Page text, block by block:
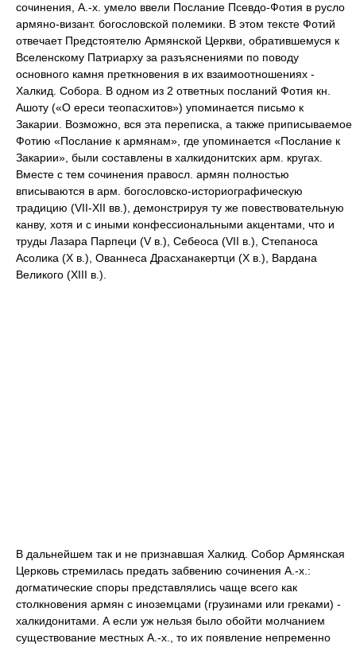
сочинения, А.-х. умело ввели Послание Псевдо-Фотия в русло
армяно-визант. богословской полемики. В этом тексте Фотий
отвечает Предстоятелю Армянской Церкви, обратившемуся к
Вселенскому Патриарху за разъяснениями по поводу
основного камня преткновения в их взаимоотношениях -
Халкид. Собора. В одном из 2 ответных посланий Фотия кн.
Ашоту («О ереси теопасхитов») упоминается письмо к
Закарии. Возможно, вся эта переписка, а также приписываемое
Фотию «Послание к армянам», где упоминается «Послание к
Закарии», были составлены в халкидонитских арм. кругах.
Вместе с тем сочинения правосл. армян полностью
вписываются в арм. богословско-историографическую
традицию (VII-XII вв.), демонстрируя ту же повествовательную
канву, хотя и с иными конфессиональными акцентами, что и
труды Лазара Парпеци (V в.), Себеоса (VII в.), Степаноса
Асолика (X в.), Ованнеса Драсханакертци (X в.), Вардана
Великого (XIII в.).
В дальнейшем так и не признавшая Халкид. Собор Армянская
Церковь стремилась предать забвению сочинения А.-х.:
догматические споры представлялись чаще всего как
столкновения армян с иноземцами (грузинами или греками) -
халкидонитами. А если уж нельзя было обойти молчанием
существование местных А.-х., то их появление непременно